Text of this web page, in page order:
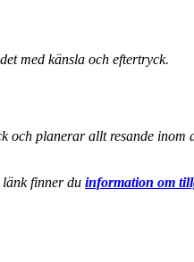
med känsla och eftertryck.
planerar allt resande inom
finner du information om